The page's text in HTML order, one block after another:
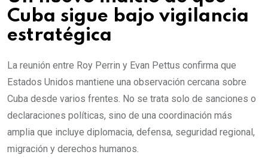
Cuba sigue bajo vigilancia
estratégica
La reunión entre Roy Perrin y Evan Pettus confirma que
Estados Unidos mantiene una observación cercana sobre
Cuba desde varios frentes. No se trata solo de sanciones o
declaraciones políticas, sino de una coordinación más
amplia que incluye diplomacia, defensa, seguridad regional,
migración y derechos humanos.